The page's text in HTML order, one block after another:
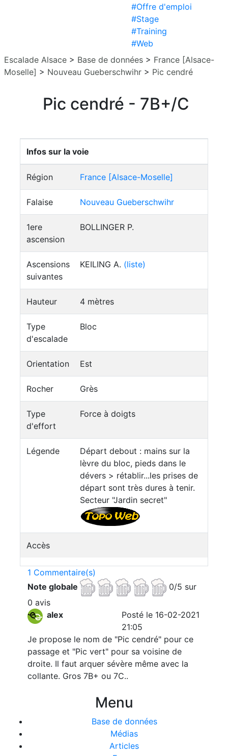
#Offre d'emploi
#Stage
#Training
#Web
Escalade Alsace > Base de données > France [Alsace-
Moselle] > Nouveau Gueberschwihr > Pic cendré
Pic cendré - 7B+/C
Infos sur la voie
Région France [Alsace-Moselle]
Falaise Nouveau Gueberschwihr
1ere
ascension
BOLLINGER P.
Ascensions
suivantes
KEILING A. (liste)
Hauteur 4 mètres
Type
d'escalade
Bloc
Orientation Est
Rocher Grès
Type
d'effort
Force à doigts
Légende
Départ debout : mains sur la
lèvre du bloc, pieds dans le
dévers > rétablir...les prises de
départ sont très dures à tenir.
Secteur "Jardin secret"
Accès
1 Commentaire(s)
Note globale
0/5 sur
0 avis
alex
Posté le 16-02-2021
21:05
Je propose le nom de "Pic cendré" pour ce
passage et "Pic vert" pour sa voisine de
droite. Il faut arquer sévère même avec la
collante. Gros 7B+ ou 7C..
Menu
Base de données
Médias
Articles